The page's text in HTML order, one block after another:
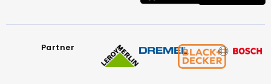
Partner